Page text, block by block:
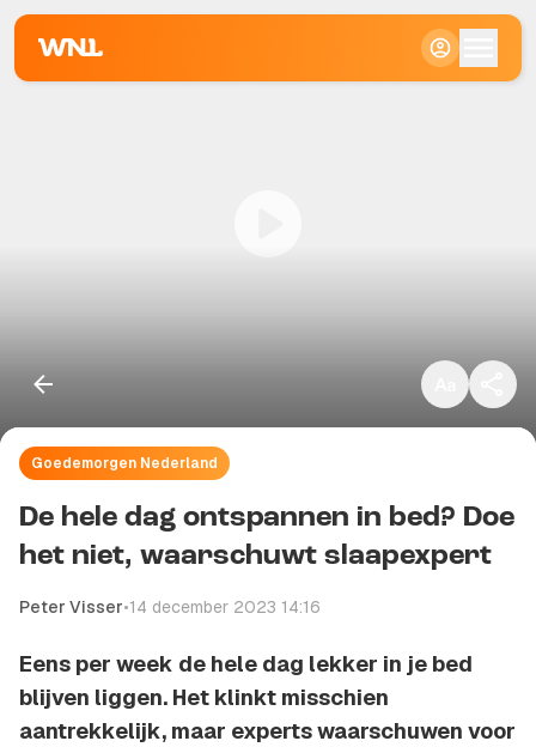
Goedemorgen Nederland
De hele dag ontspannen in bed? Doe
het niet, waarschuwt slaapexpert
Peter Visser•14 december 2023 14:16
Eens per week de hele dag lekker in je bed
blijven liggen. Het klinkt misschien
aantrekkelijk, maar experts waarschuwen voor